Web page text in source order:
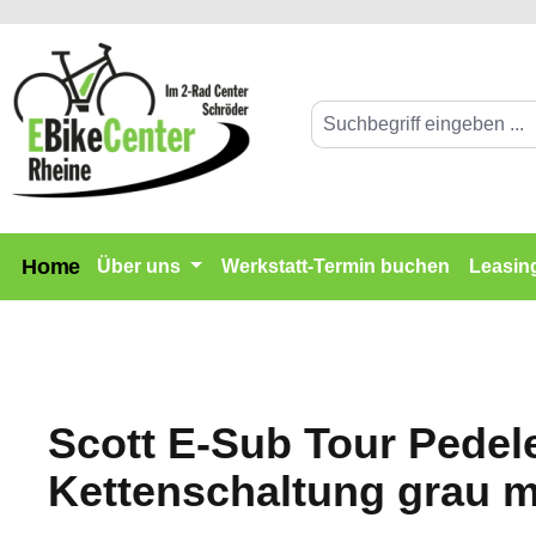
Zur Hauptnavigation springen
Home Über uns Werkstatt-Termin buchen
Scott E-Sub Tour
Kettenschaltung grau